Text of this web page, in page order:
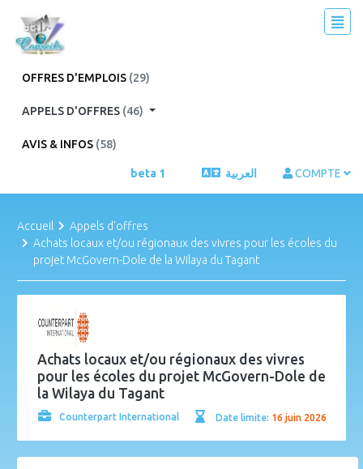
OFFRES D'EMPLOIS (29)
APPELS D'OFFRES (46)
AVIS & INFOS (58)
beta 1 العربية COMPTE
Accueil
Appels d'offres
Achats locaux et/ou régionaux des vivres pour les écoles du
projet McGovern-Dole de la Wilaya du Tagant
Achats locaux et/ou régionaux des vivres
pour les écoles du projet McGovern-Dole de
la Wilaya du Tagant
Counterpart International Date limite: 16 juin 2026